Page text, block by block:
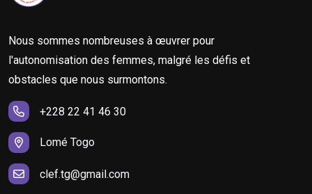
Nous sommes nombreuses à œuvrer pour
l'autonomisation des femmes, malgré les défis et
obstacles que nous surmontons.
+228 22 41 46 30
Lomé Togo
clef.tg@gmail.com